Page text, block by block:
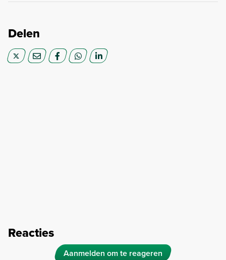
Delen
Reacties
Aanmelden om te reageren